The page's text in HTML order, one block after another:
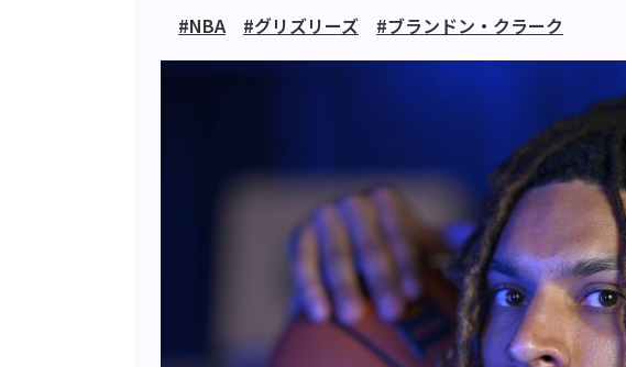
#NBA #グリズリーズ #ブランドン・クラーク